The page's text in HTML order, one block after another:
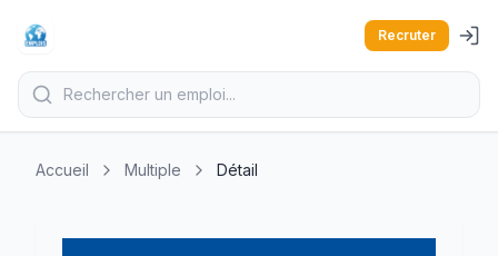
Recruter
Accueil Multiple Détail